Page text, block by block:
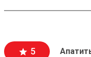
подскажут как
5